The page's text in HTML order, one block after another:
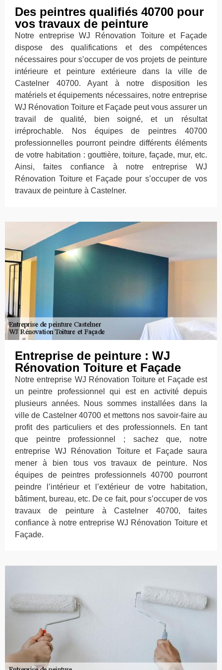
Des peintres qualifiés 40700 pour
vos travaux de peinture
Notre entreprise WJ Rénovation Toiture et Façade
dispose des qualifications et des compétences
nécessaires pour s’occuper de vos projets de peinture
intérieure et peinture extérieure dans la ville de
Castelner 40700. Ayant à notre disposition les
matériels et équipements nécessaires, notre entreprise
WJ Rénovation Toiture et Façade peut vous assurer un
travail de qualité, bien soigné, et un résultat
irréprochable. Nos équipes de peintres 40700
professionnelles pourront peindre différents éléments
de votre habitation : gouttière, toiture, façade, mur, etc.
Ainsi, faites confiance à notre entreprise WJ
Rénovation Toiture et Façade pour s’occuper de vos
travaux de peinture à Castelner.
Entreprise de peinture : WJ
Rénovation Toiture et Façade
Notre entreprise WJ Rénovation Toiture et Façade est
un peintre professionnel qui est en activité depuis
plusieurs années. Nous sommes installées dans la
ville de Castelner 40700 et mettons nos savoir-faire au
profit des particuliers et des professionnels. En tant
que peintre professionnel ; sachez que, notre
entreprise WJ Rénovation Toiture et Façade saura
mener à bien tous vos travaux de peinture. Nos
équipes de peintres professionnels 40700 pourront
peindre l’intérieur et l’extérieur de votre habitation,
bâtiment, bureau, etc. De ce fait, pour s’occuper de vos
travaux de peinture à Castelner 40700, faites
confiance à notre entreprise WJ Rénovation Toiture et
Façade.